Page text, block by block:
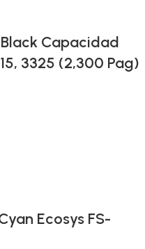
Capacidad
3325 (2,300 Pag)
Ecosys FS-